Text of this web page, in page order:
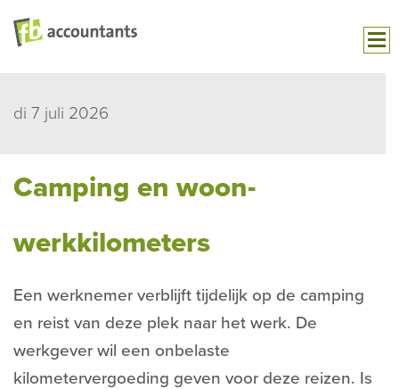
di 7 juli 2026
Camping en woon-
werkkilometers
Een werknemer verblijft tijdelijk op de camping
en reist van deze plek naar het werk. De
werkgever wil een onbelaste
kilometervergoeding geven voor deze reizen. Is